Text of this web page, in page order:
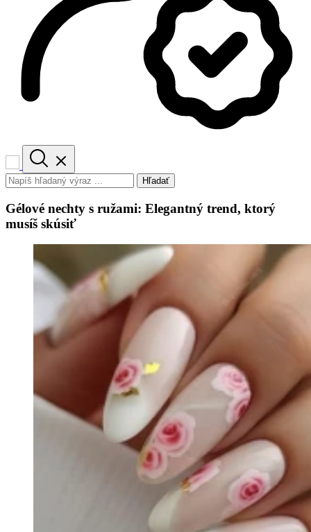
Hľadať
Gélové nechty s ružami: Elegantný trend, ktorý
musíš skúsiť